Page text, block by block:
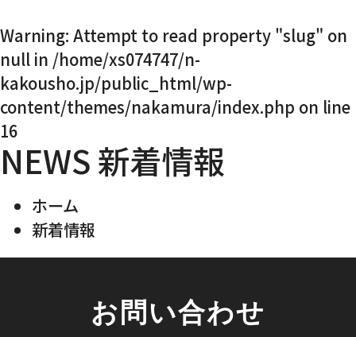
Warning: Attempt to read property "slug" on
null in /home/xs074747/n-
kakousho.jp/public_html/wp-
content/themes/nakamura/index.php on line
16
NEWS新着情報
ホーム
新着情報
お問い合わせ